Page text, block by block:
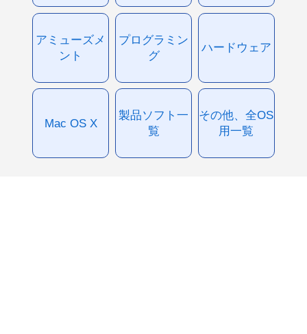
アミューズメ
ント
プログラミン
グ
ハードウェア
Mac OS X
製品ソフト一
覧
その他、全OS
用一覧